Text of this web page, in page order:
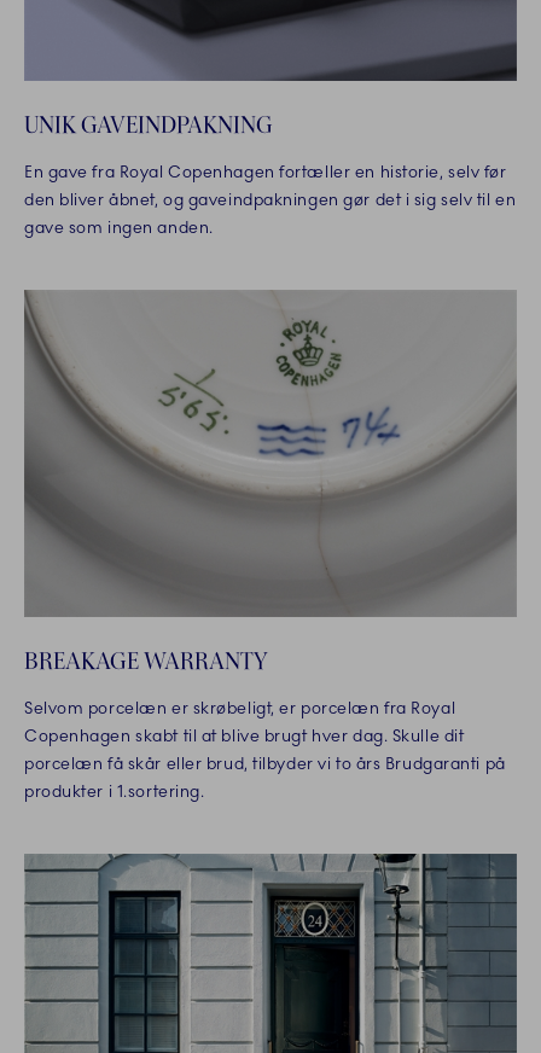
UNIK GAVEINDPAKNING
En gave fra Royal Copenhagen fortæller en historie, selv før
den bliver åbnet, og gaveindpakningen gør det i sig selv til en
gave som ingen anden.
BREAKAGE WARRANTY
Selvom porcelæn er skrøbeligt, er porcelæn fra Royal
Copenhagen skabt til at blive brugt hver dag. Skulle dit
porcelæn få skår eller brud, tilbyder vi to års Brudgaranti på
produkter i 1.sortering.